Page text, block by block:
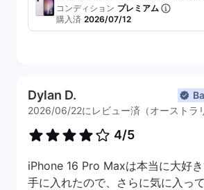
コンディション プレミアム
購入済 2026/07/12
Dylan D.
2026/06/22にレビュー済（オーストラ
4/5
iPhone 16 Pro Maxは本当に大好
手に入れたので、さらに気に入っ